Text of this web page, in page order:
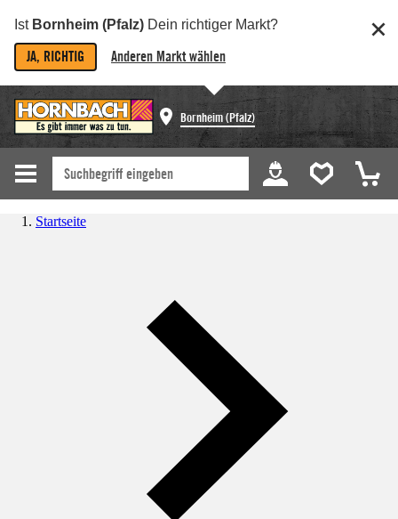
Ist Bornheim (Pfalz) Dein richtiger Markt?
JA, RICHTIG Anderen Markt wählen
Bornheim (Pfalz)
Startseite